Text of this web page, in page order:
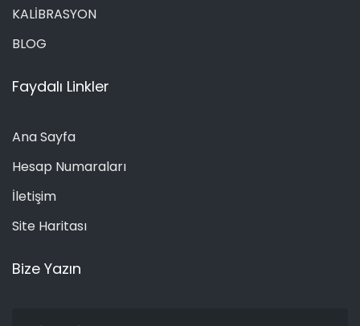
KALİBRASYON
BLOG
Faydalı Linkler
Ana Sayfa
Hesap Numaraları
İletişim
Site Haritası
Bize Yazın